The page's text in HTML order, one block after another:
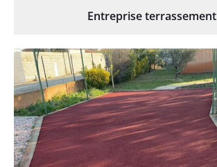
Entreprise terrassement